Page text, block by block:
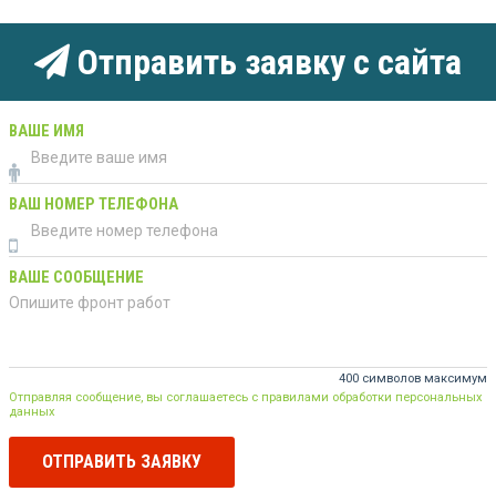
Отправить заявку с сайта
ВАШЕ ИМЯ
ВАШ НОМЕР ТЕЛЕФОНА
ВАШЕ СООБЩЕНИЕ
400 символов максимум
Отправляя сообщение, вы соглашаетесь с правилами обработки персональных
данных
ОТПРАВИТЬ ЗАЯВКУ